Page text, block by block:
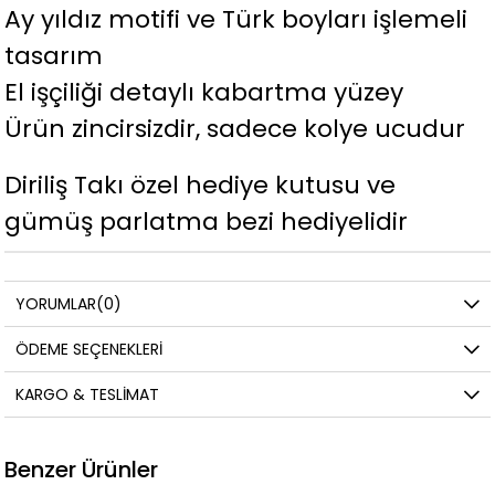
Ay yıldız motifi ve Türk boyları işlemeli
tasarım
El işçiliği detaylı kabartma yüzey
Ürün zincirsizdir, sadece kolye ucudur
Diriliş Takı özel hediye kutusu ve
gümüş parlatma bezi hediyelidir
YORUMLAR(0)
ÖDEME SEÇENEKLERI
KARGO & TESLIMAT
Benzer Ürünler